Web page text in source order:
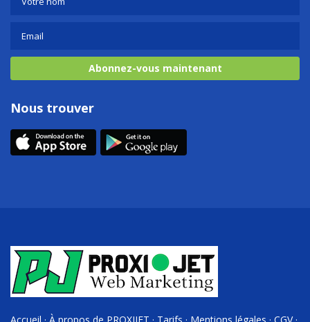
Abonnez-vous maintenant
Nous trouver